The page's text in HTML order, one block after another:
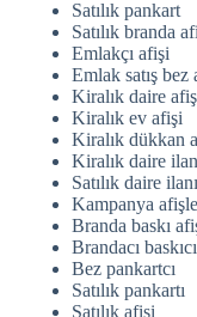
Satılık pankart
Satılık branda
Emlakçı afişi
Emlak satış bez
Kiralık daire
Kiralık ev afişi
Kiralık dükkan
Kiralık daire
Satılık daire ilanı
Kampanya
Branda baskı
Brandacı baskıcı
Bez pankartcı
Satılık pankartı
Satılık afişi